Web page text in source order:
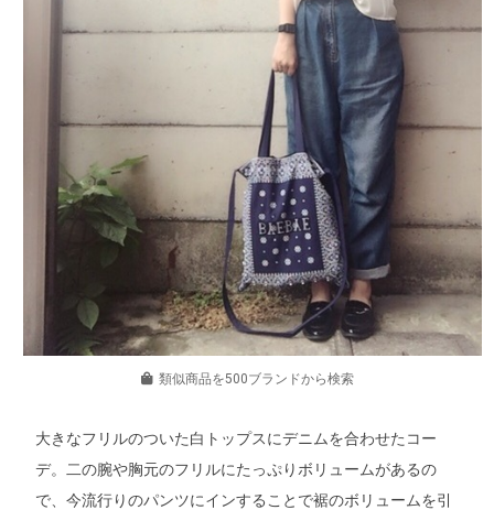
類似商品を500ブランドから検索
大きなフリルのついた白トップスにデニムを合わせたコー
デ。二の腕や胸元のフリルにたっぷりボリュームがあるの
で、今流行りのパンツにインすることで裾のボリュームを引